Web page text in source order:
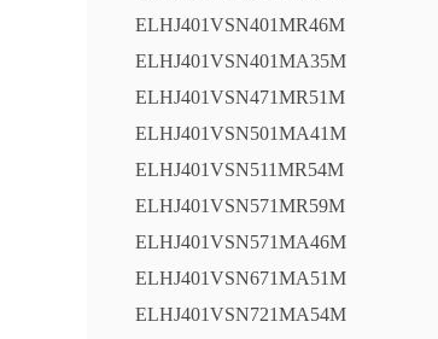
ELHJ401VSN401MR46M
ELHJ401VSN401MA35M
ELHJ401VSN471MR51M
ELHJ401VSN501MA41M
ELHJ401VSN511MR54M
ELHJ401VSN571MR59M
ELHJ401VSN571MA46M
ELHJ401VSN671MA51M
ELHJ401VSN721MA54M